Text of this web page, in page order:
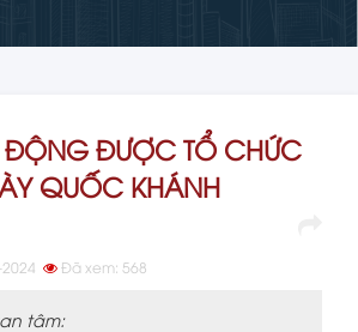
ĐƯỢC TỔ CHỨC
QUỐC KHÁNH
Đã xem: 568
tâm: